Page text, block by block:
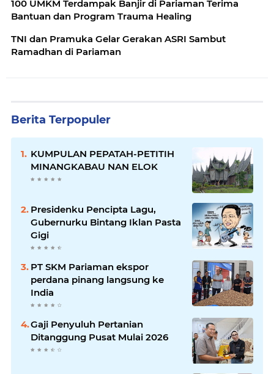
100 UMKM Terdampak Banjir di Pariaman Terima
Bantuan dan Program Trauma Healing
TNI dan Pramuka Gelar Gerakan ASRI Sambut
Ramadhan di Pariaman
Berita Terpopuler
KUMPULAN PEPATAH-PETITIH
MINANGKABAU NAN ELOK
Presidenku Pencipta Lagu,
Gubernurku Bintang Iklan Pasta
Gigi
PT SKM Pariaman ekspor
perdana pinang langsung ke
India
Gaji Penyuluh Pertanian
Ditanggung Pusat Mulai 2026